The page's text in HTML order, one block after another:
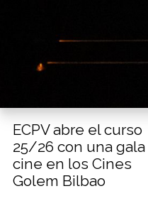
ECPV abre el curso
25/26 con una
cine en los Cines
Golem Bilbao